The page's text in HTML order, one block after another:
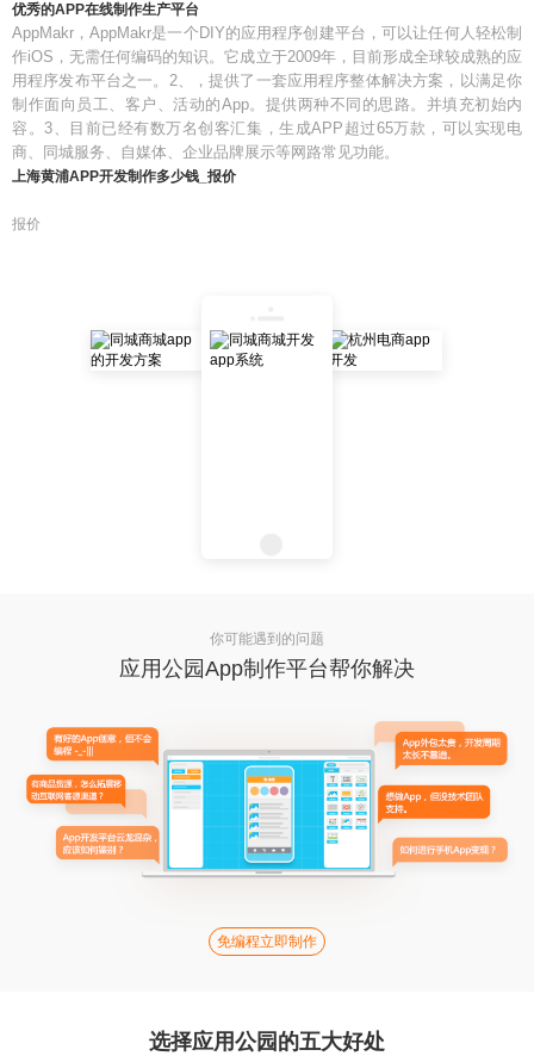
优秀的APP在线制作生产平台
AppMakr，AppMakr是一个DIY的应用程序创建平台，可以让任何人轻松制
作iOS，无需任何编码的知识。它成立于2009年，目前形成全球较成熟的应
用程序发布平台之一。2、，提供了一套应用程序整体解决方案，以满足你
制作面向员工、客户、活动的App。提供两种不同的思路。并填充初始内
容。3、目前已经有数万名创客汇集，生成APP超过65万款，可以实现电
商、同城服务、自媒体、企业品牌展示等网路常见功能。
上海黄浦APP开发制作多少钱_报价
报价
你可能遇到的问题
应用公园App制作平台帮你解决
免编程立即制作
选择应用公园的五大好处